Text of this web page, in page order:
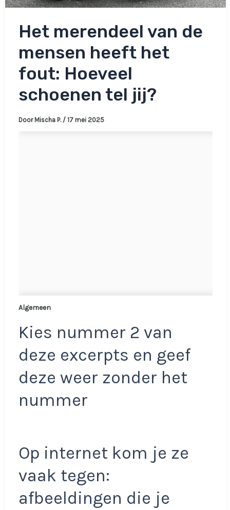
Het merendeel van de
mensen heeft het
fout: Hoeveel
schoenen tel jij?
Door Mischa P. / 17 mei 2025
Algemeen
Kies nummer 2 van
deze excerpts en geef
deze weer zonder het
nummer
Op internet kom je ze
vaak tegen:
afbeeldingen die je